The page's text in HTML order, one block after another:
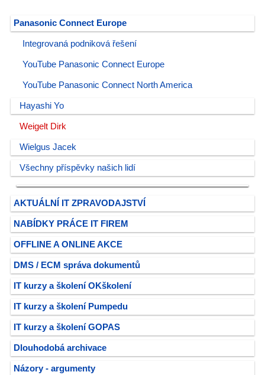
Panasonic Connect Europe
Integrovaná podniková řešení
YouTube Panasonic Connect Europe
YouTube Panasonic Connect North America
Hayashi Yo
Weigelt Dirk
Wielgus Jacek
Všechny příspěvky našich lidí
AKTUÁLNÍ IT ZPRAVODAJSTVÍ
NABÍDKY PRÁCE IT FIREM
OFFLINE A ONLINE AKCE
DMS / ECM správa dokumentů
IT kurzy a školení OKškolení
IT kurzy a školení Pumpedu
IT kurzy a školení GOPAS
Dlouhodobá archivace
Názory - argumenty